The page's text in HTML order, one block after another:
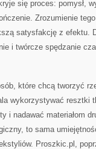
się proces: pomysł,
Zrozumienie
satysfakcję z efektu.
i twórcze spędzanie
które chcą tworzyć
wykorzystywać resztki
i nadawać materiałom
to sama
Proszkic.pl,